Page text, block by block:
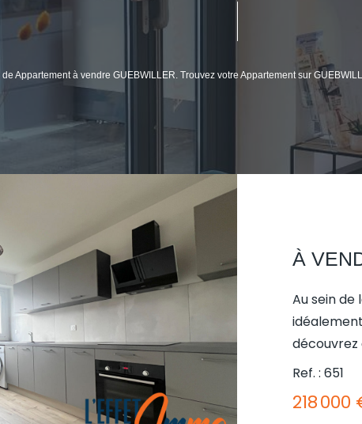
Appartement à vendre GUEBWILLER. Trouvez votre Appartement sur
Au sein
découvrez
Situé au
proximité,
Ref. : 651
218 000